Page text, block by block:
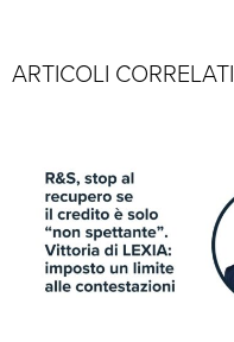
ARTICOLI CORRELATI